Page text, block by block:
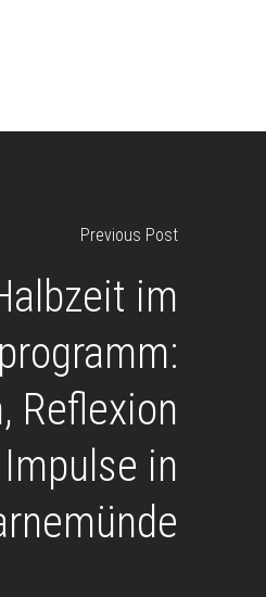
Previous Post
im
Reflexion
in